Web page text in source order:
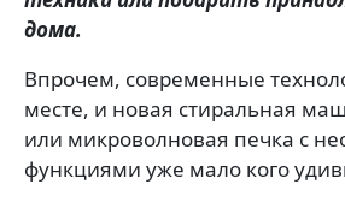
дома.
Впрочем, современные
месте, и новая стиральная
или микроволновая печка с
функциями уже мало кого